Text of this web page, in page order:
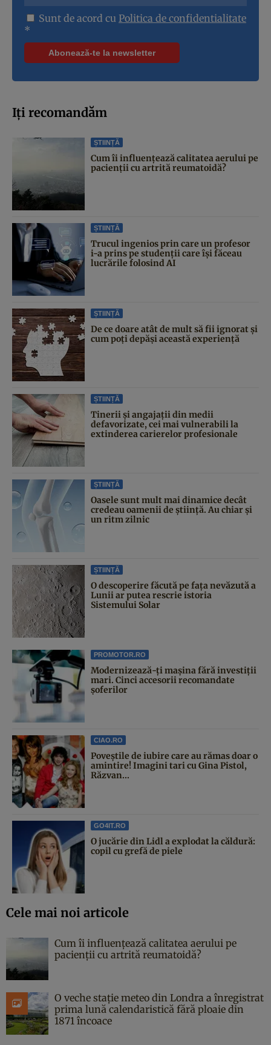
Sunt de acord cu Politica de confidentialitate
*
Iți recomandăm
ȘTIINȚĂ
Cum îi influențează calitatea aerului pe
pacienții cu artrită reumatoidă?
ȘTIINȚĂ
Trucul ingenios prin care un profesor
i-a prins pe studenții care își făceau
lucrările folosind AI
ȘTIINȚĂ
De ce doare atât de mult să fii ignorat și
cum poți depăși această experiență
ȘTIINȚĂ
Tinerii și angajații din medii
defavorizate, cei mai vulnerabili la
extinderea carierelor profesionale
ȘTIINȚĂ
Oasele sunt mult mai dinamice decât
credeau oamenii de știință. Au chiar și
un ritm zilnic
ȘTIINȚĂ
O descoperire făcută pe fața nevăzută a
Lunii ar putea rescrie istoria
Sistemului Solar
PROMOTOR.RO
Modernizează-ți mașina fără investiții
mari. Cinci accesorii recomandate
șoferilor
CIAO.RO
Poveştile de iubire care au rămas doar o
amintire! Imagini tari cu Gina Pistol,
Răzvan...
GO4IT.RO
O jucărie din Lidl a explodat la căldură:
copil cu grefă de piele
Cele mai noi articole
Cum îi influențează calitatea aerului pe
pacienții cu artrită reumatoidă?
O veche stație meteo din Londra a înregistrat
prima lună calendaristică fără ploaie din
1871 încoace